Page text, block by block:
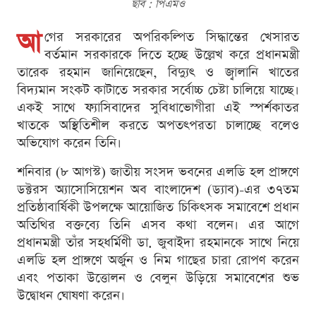
ছবি : পিএমও
আ গের সরকারের অপরিকল্পিত সিদ্ধান্তের খেসারত
বর্তমান সরকারকে দিতে হচ্ছে উল্লেখ করে প্রধানমন্ত্রী
তারেক রহমান জানিয়েছেন, বিদ্যুৎ ও জ্বালানি খাতের
বিদ্যমান সংকট কাটাতে সরকার সর্বোচ্চ চেষ্টা চালিয়ে যাচ্ছে।
একই সাথে ফ্যাসিবাদের সুবিধাভোগীরা এই স্পর্শকাতর
খাতকে অস্থিতিশীল করতে অপতৎপরতা চালাচ্ছে বলেও
অভিযোগ করেন তিনি।
শনিবার (৮ আগস্ট) জাতীয় সংসদ ভবনের এলডি হল প্রাঙ্গণে
ডক্টরস অ্যাসোসিয়েশন অব বাংলাদেশ (ড্যাব)-এর ৩৭তম
প্রতিষ্ঠাবার্ষিকী উপলক্ষে আয়োজিত চিকিৎসক সমাবেশে প্রধান
অতিথির বক্তব্যে তিনি এসব কথা বলেন। এর আগে
প্রধানমন্ত্রী তাঁর সহধর্মিণী ডা. জুবাইদা রহমানকে সাথে নিয়ে
এলডি হল প্রাঙ্গণে অর্জুন ও নিম গাছের চারা রোপণ করেন
এবং পতাকা উত্তোলন ও বেলুন উড়িয়ে সমাবেশের শুভ
উদ্বোধন ঘোষণা করেন।